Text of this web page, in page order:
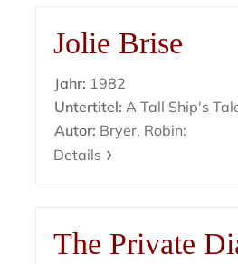
Jolie Brise
Jahr: 1982
Untertitel: A Tall Ship's
Autor: Bryer, Robin:
Details
The Private